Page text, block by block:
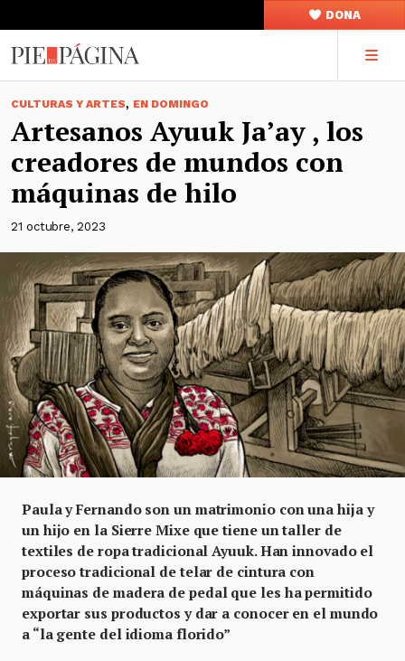
DONA
CULTURAS Y ARTES, EN DOMINGO
Artesanos Ayuuk Ja’ay , los
creadores de mundos con
máquinas de hilo
21 octubre, 2023
Paula y Fernando son un matrimonio con una hija y
un hijo en la Sierre Mixe que tiene un taller de
textiles de ropa tradicional Ayuuk. Han innovado el
proceso tradicional de telar de cintura con
máquinas de madera de pedal que les ha permitido
exportar sus productos y dar a conocer en el mundo
a “la gente del idioma florido”